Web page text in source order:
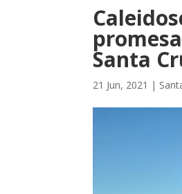
Santa
21 Jun, 2021 |